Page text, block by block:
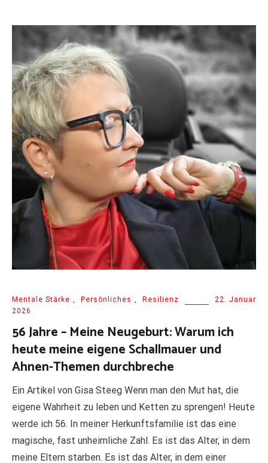
Mentale Stärke Persönliches Resilienz
22. Januar
2026
56 Jahre – Meine Neugeburt: Warum ich
heute meine eigene Schallmauer und
Ahnen-Themen durchbreche
Ein Artikel von Gisa Steeg Wenn man den Mut hat, die
eigene Wahrheit zu leben und Ketten zu sprengen! Heute
werde ich 56. In meiner Herkunftsfamilie ist das eine
magische, fast unheimliche Zahl. Es ist das Alter, in dem
meine Eltern starben. Es ist das Alter, in dem einer